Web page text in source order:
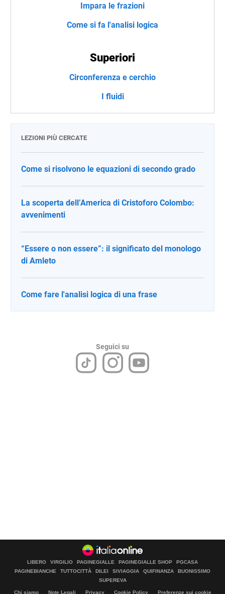
Impara le frazioni
Come si fa l'analisi logica
Superiori
Circonferenza e cerchio
I fluidi
LEZIONI PIÙ CERCATE
Come si risolvono le equazioni di secondo grado
La scoperta dell’America di Cristoforo Colombo:
avvenimenti
“Essere o non essere”: il significato del monologo
di Amleto
Come fare l'analisi logica di una frase
Seguici su
LIBERO VIRGILIO PAGINEGIALLE PAGINEGIALLE SHOP
PGCASA
PAGINEBIANCHE
TUTTOCITTÀ DILEI SIVIAGGIA QUIFINANZA
BUONISSIMO
SUPEREVA
Chi siamo Note Legali Privacy Cookie Policy Preferenze sui cookie